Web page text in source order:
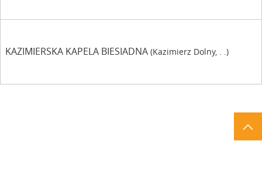
KAZIMIERSKA KAPELA BIESIADNA (Kazimierz Dolny, . .)